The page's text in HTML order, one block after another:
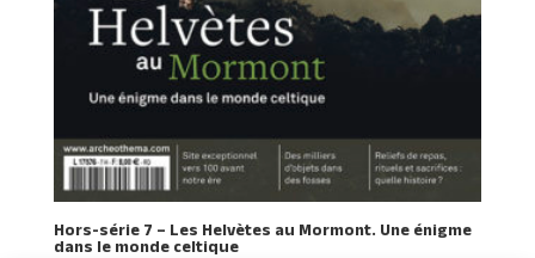
Hors-série 7 – Les Helvètes au Mormont. Une énigme
dans le monde celtique